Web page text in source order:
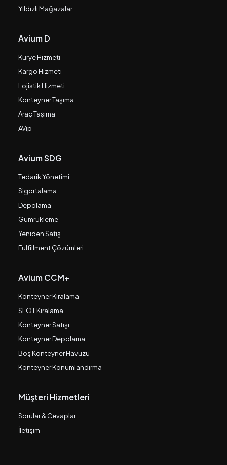
Yıldızlı Mağazalar
Avium D
Kurye Hizmeti
Kargo Hizmeti
Lojistik Hizmeti
Konteyner Taşıma
Araç Taşıma
AVip
Avium SDG
Tedarik Yönetimi
Sigortalama
Depolama
Gümrükleme
Yeniden Satış
Fulfillment Çözümleri
Avium CCM+
Konteyner Kiralama
SLOT Kiralama
Konteyner Satışı
Konteyner Depolama
Boş Konteyner Havuzu
Konteyner Konumlandırma
Müşteri Hizmetleri
Sorular & Cevaplar
İletişim